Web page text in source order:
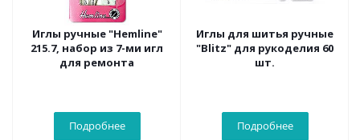
Иглы ручные "Hemline"
215.7, набор из 7-ми игл
для ремонта
Подробнее
Иглы для шитья ручные
"Blitz" для рукоделия 60
шт.
Подробнее